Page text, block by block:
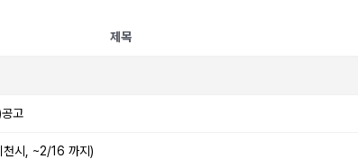
제목
고
천시, ~2/16 까지)